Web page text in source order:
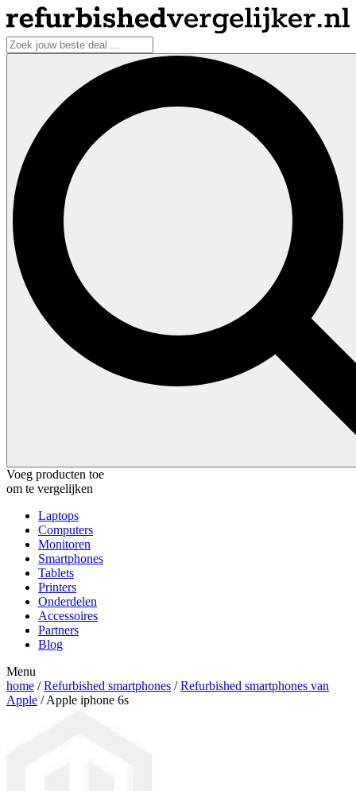
Voeg producten toe
om te vergelijken
Laptops
Computers
Monitoren
Smartphones
Tablets
Printers
Onderdelen
Accessoires
Partners
Blog
Menu
home /Refurbished smartphones /Refurbished smartphones van
Apple / Apple iphone 6s